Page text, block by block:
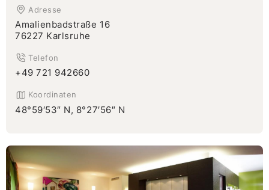
Adresse
Amalienbadstraße 16
76227 Karlsruhe
Telefon
+49 721 942660
Koordinaten
48°59′53″ N, 8°27′56″ N